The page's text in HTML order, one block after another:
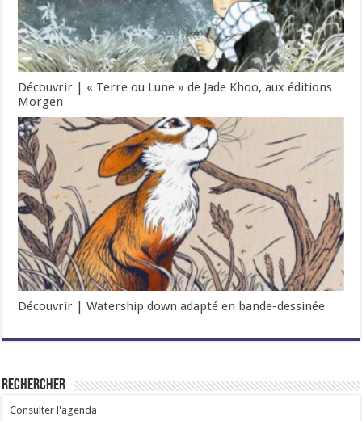
Découvrir | « Terre ou Lune » de Jade Khoo, aux éditions
Morgen
Découvrir | Watership down adapté en bande-dessinée
Rechercher
Consulter l'agenda